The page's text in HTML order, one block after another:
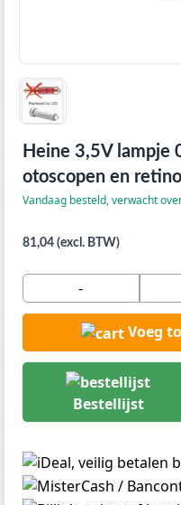
Heine 3,5V lampje
otoscopen en
Vandaag besteld, verwacht
81,04 (excl. BTW)
-
Voeg
Bestellijst